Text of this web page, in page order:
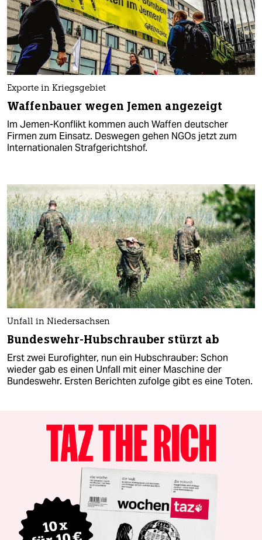
Exporte in Kriegsgebiet
Waffenbauer wegen Jemen angezeigt
Im Jemen-Konflikt kommen auch Waffen deutscher
Firmen zum Einsatz. Deswegen gehen NGOs jetzt zum
Internationalen Strafgerichtshof.
Unfall in Niedersachsen
Bundeswehr-Hubschrauber stürzt ab
Erst zwei Eurofighter, nun ein Hubschrauber: Schon
wieder gab es einen Unfall mit einer Maschine der
Bundeswehr. Ersten Berichten zufolge gibt es eine Toten.